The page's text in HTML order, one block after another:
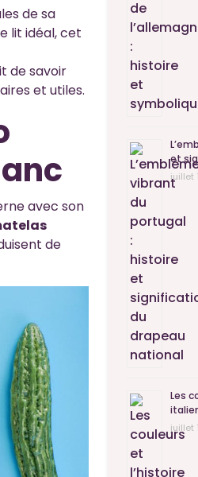
de sa
lit idéal, cet
de savoir
et utiles.
avec son
de
et
juillet
Les
juillet